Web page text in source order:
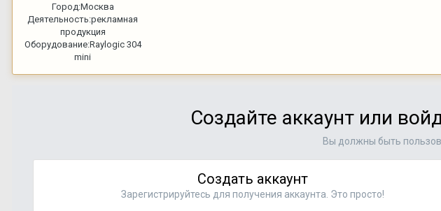
Город:Москва
Деятельность:рекламная
продукция
Оборудование:Raylogic 304
mini
Создайте аккаунт или
Вы должны быть
Создать аккаунт
Зарегистрируйтесь для получения аккаунта. Это просто!